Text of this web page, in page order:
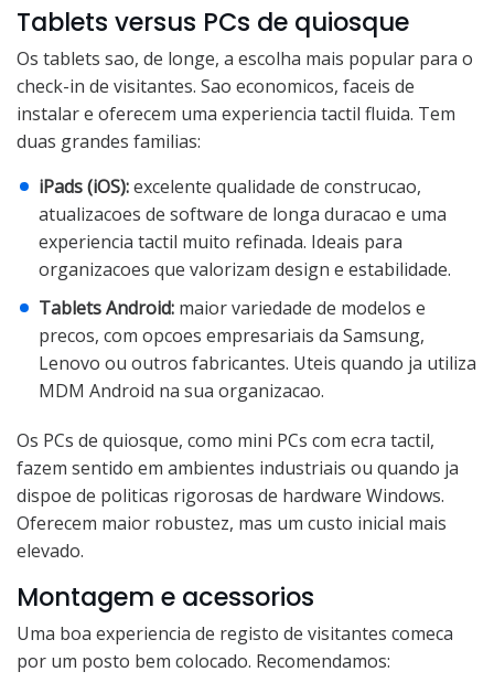
Tablets versus PCs de quiosque
Os tablets sao, de longe, a escolha mais popular para o
check-in de visitantes. Sao economicos, faceis de
instalar e oferecem uma experiencia tactil fluida. Tem
duas grandes familias:
iPads (iOS):excelente qualidade de construcao,
atualizacoes de software de longa duracao e uma
experiencia tactil muito refinada. Ideais para
organizacoes que valorizam design e estabilidade.
Tablets Android: maior variedade de modelos e
precos, com opcoes empresariais da Samsung,
Lenovo ou outros fabricantes. Uteis quando ja utiliza
MDM Android na sua organizacao.
Os PCs de quiosque, como mini PCs com ecra tactil,
fazem sentido em ambientes industriais ou quando ja
dispoe de politicas rigorosas de hardware Windows.
Oferecem maior robustez, mas um custo inicial mais
elevado.
Montagem e acessorios
Uma boa experiencia de registo de visitantes comeca
por um posto bem colocado. Recomendamos: